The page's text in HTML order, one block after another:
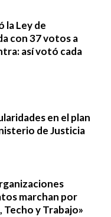
la Ley de
con 37 votos a
así votó cada
en el plan
de Justicia
marchan por
Techo y Trabajo»